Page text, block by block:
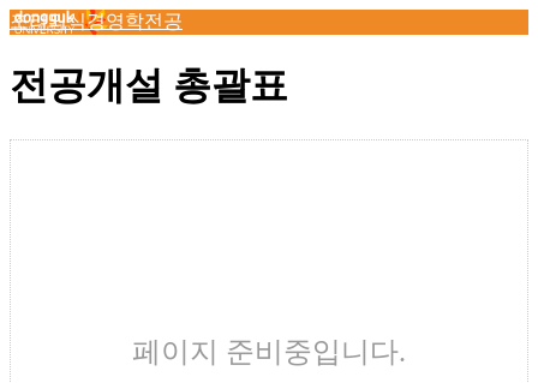
조리외식경영학전공
전공개설 총괄표
페이지 준비중입니다.